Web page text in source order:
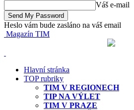
Váš e-mail
Heslo vám bude zasláno na váš email
Magazín TIM
Hlavní stránka
TOP rubriky
TIM V REGIONECH
TIP NA VÝLET
TIM V PRAZE